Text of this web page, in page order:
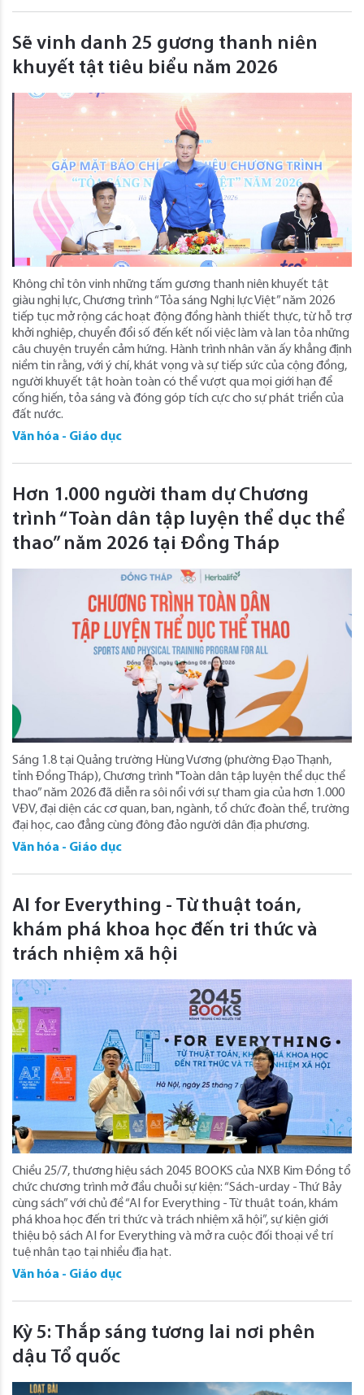
Sẽ vinh danh 25 gương thanh niên
khuyết tật tiêu biểu năm 2026
Không chỉ tôn vinh những tấm gương thanh niên khuyết tật
giàu nghị lực, Chương trình “Tỏa sáng Nghị lực Việt” năm 2026
tiếp tục mở rộng các hoạt động đồng hành thiết thực, từ hỗ trợ
khởi nghiệp, chuyển đổi số đến kết nối việc làm và lan tỏa những
câu chuyện truyền cảm hứng. Hành trình nhân văn ấy khẳng định
niềm tin rằng, với ý chí, khát vọng và sự tiếp sức của cộng đồng,
người khuyết tật hoàn toàn có thể vượt qua mọi giới hạn để
cống hiến, tỏa sáng và đóng góp tích cực cho sự phát triển của
đất nước.
Văn hóa - Giáo dục
Hơn 1.000 người tham dự Chương
trình “Toàn dân tập luyện thể dục thể
thao” năm 2026 tại Đồng Tháp
Sáng 1.8 tại Quảng trường Hùng Vương (phường Đạo Thạnh,
tỉnh Đồng Tháp), Chương trình "Toàn dân tập luyện thể dục thể
thao” năm 2026 đã diễn ra sôi nổi với sự tham gia của hơn 1.000
VĐV, đại diện các cơ quan, ban, ngành, tổ chức đoàn thể, trường
đại học, cao đẳng cùng đông đảo người dân địa phương.
Văn hóa - Giáo dục
AI for Everything - Từ thuật toán,
khám phá khoa học đến tri thức và
trách nhiệm xã hội
Chiều 25/7, thương hiệu sách 2045 BOOKS của NXB Kim Đồng tổ
chức chương trình mở đầu chuỗi sự kiện: “Sách-urday - Thứ Bảy
cùng sách” với chủ đề “AI for Everything - Từ thuật toán, khám
phá khoa học đến tri thức và trách nhiệm xã hội”, sự kiện giới
thiệu bộ sách AI for Everything và mở ra cuộc đối thoại về trí
tuệ nhân tạo tại nhiều địa hạt.
Văn hóa - Giáo dục
Kỳ 5: Thắp sáng tương lai nơi phên
dậu Tổ quốc